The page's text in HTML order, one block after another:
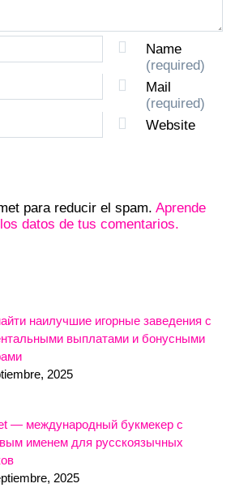
Name
(required)
Mail
(required)
Website
para reducir el spam. Aprende
datos de tus comentarios.
наилучшие игорные заведения с
выплатами и бонусными
2025
— международный букмекер с
именем для русскоязычных
2025